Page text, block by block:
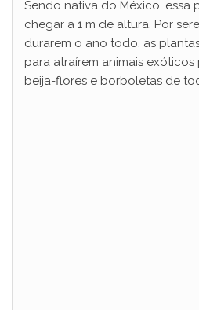
Sendo nativa do México, essa
chegar a 1 m de altura. Por
durarem o ano todo, as
para atraírem animais
beija-flores e borboletas de